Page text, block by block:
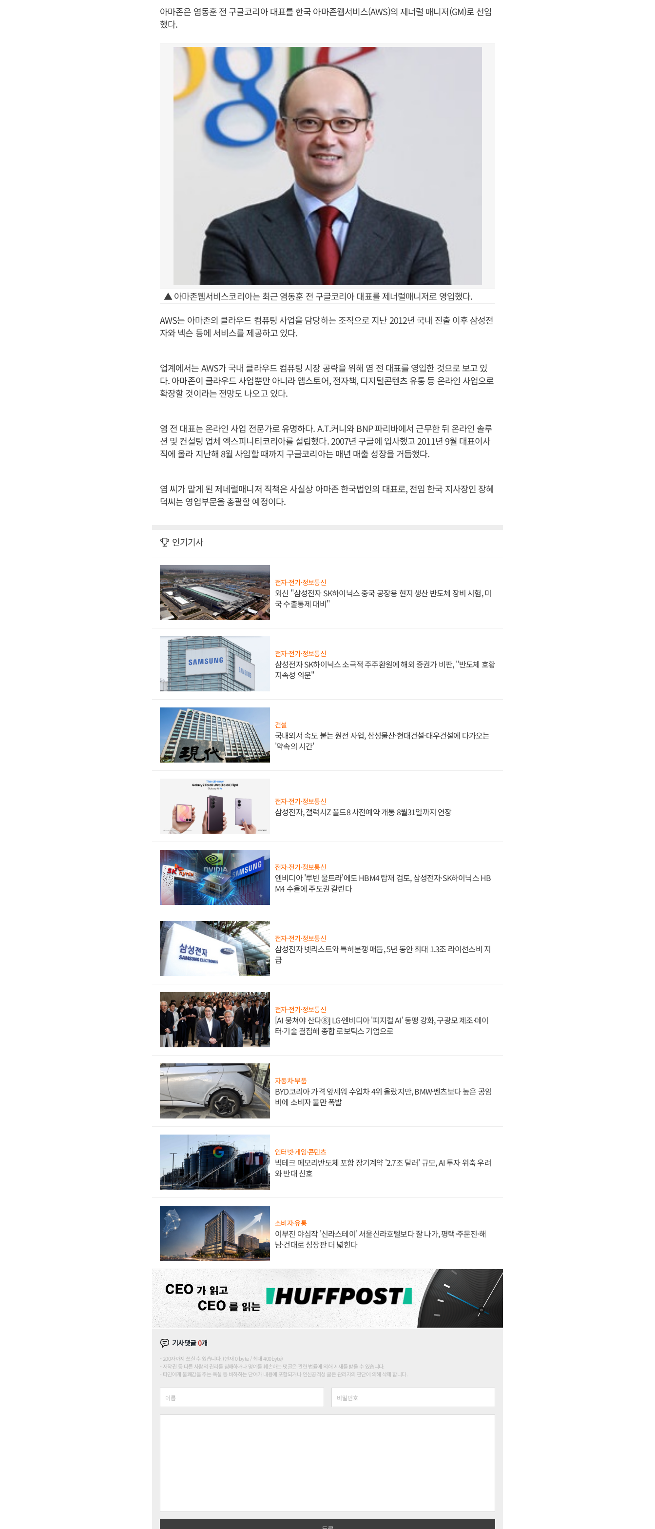
아마존은 염동훈 전 구글코리아 대표를 한국 아마존웹서비스(AWS)의 제너럴 매니저(GM)로 선임
했다.
▲ 아마존웹서비스코리아는 최근 염동훈 전 구글코리아 대표를 제너럴매니저로 영입했다.
AWS는 아마존의 클라우드 컴퓨팅 사업을 담당하는 조직으로 지난 2012년 국내 진출 이후 삼성전
자와 넥슨 등에 서비스를 제공하고 있다.
업계에서는 AWS가 국내 클라우드 컴퓨팅 시장 공략을 위해 염 전 대표를 영입한 것으로 보고 있
다. 아마존이 클라우드 사업뿐만 아니라 앱스토어, 전자책, 디지털콘텐츠 유통 등 온라인 사업으로
확장할 것이라는 전망도 나오고 있다.
염 전 대표는 온라인 사업 전문가로 유명하다. A.T.커니와 BNP 파리바에서 근무한 뒤 온라인 솔루
션 및 컨설팅 업체 엑스피니티코리아를 설립했다. 2007년 구글에 입사했고 2011년 9월 대표이사
직에 올라 지난해 8월 사임할 때까지 구글코리아는 매년 매출 성장을 거듭했다.
염 씨가 맡게 된 제네럴매니저 직책은 사실상 아마존 한국법인의 대표로, 전임 한국 지사장인 장혜
덕씨는 영업부문을 총괄할 예정이다.
인기기사
전자·전기·정보통신
외신 "삼성전자 SK하이닉스 중국 공장용 현지 생산 반도체 장비 시험, 미
국 수출통제 대비"
전자·전기·정보통신
삼성전자 SK하이닉스 소극적 주주환원에 해외 증권가 비판, "반도체 호황
지속성 의문"
건설
국내외서 속도 붙는 원전 사업, 삼성물산·현대건설·대우건설에 다가오는
'약속의 시간'
전자·전기·정보통신
삼성전자, 갤럭시Z 폴드8 사전예약 개통 8월31일까지 연장
전자·전기·정보통신
엔비디아 '루빈 울트라'에도 HBM4 탑재 검토, 삼성전자·SK하이닉스 HB
M4 수율에 주도권 갈린다
전자·전기·정보통신
삼성전자 넷리스트와 특허분쟁 매듭, 5년 동안 최대 1.3조 라이선스비 지
급
전자·전기·정보통신
[AI 뭉쳐야 산다⑧] LG·엔비디아 '피지컬 AI' 동맹 강화, 구광모 제조·데이
터·기술 결집해 종합 로보틱스 기업으로
자동차·부품
BYD코리아 가격 앞세워 수입차 4위 올랐지만, BMW·벤츠보다 높은 공임
비에 소비자 불만 폭발
인터넷·게임·콘텐츠
빅테크 메모리반도체 포함 장기계약 '2.7조 달러' 규모, AI 투자 위축 우려
와 반대 신호
소비자·유통
이부진 야심작 '신라스테이' 서울신라호텔보다 잘 나가, 평택·주문진·해
남·건대로 성장판 더 넓힌다
기사댓글0개
200자까지 쓰실 수 있습니다. (현재 0 byte / 최대 400byte)
저작권 등 다른 사람의 권리를 침해하거나 명예를 훼손하는 댓글은 관련 법률에 의해 제재를 받을 수 있습니다.
타인에게 불쾌감을 주는 욕설 등 비하하는 단어가 내용에 포함되거나 인신공격성 글은 관리자의 판단에 의해 삭제 합니다.